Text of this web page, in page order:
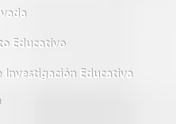
Educativo
Investigación Educativa